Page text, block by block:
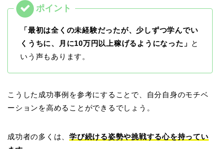
「最初は全くの未経験だったが、少しずつ学んでい
くうちに、月に10万円以上稼げるようになった」 と
いう声もあります。
こうした成功事例を参考にすることで、自分自身のモチベ
ーションを高めることができるでしょう。
成功者の多くは、学び続ける姿勢や挑戦する心を持ってい